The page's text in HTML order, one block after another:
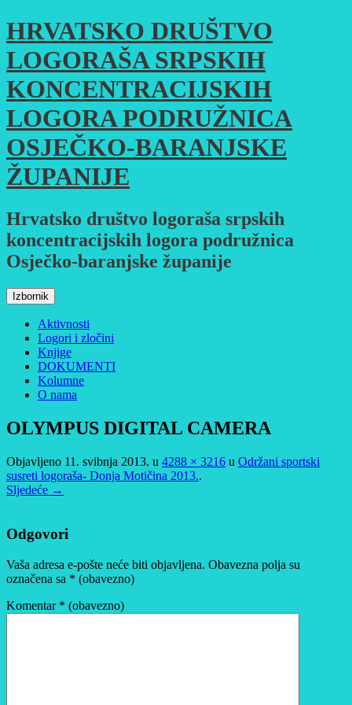
Skoči
do
sadržaja
HRVATSKO DRUŠTVO
LOGORAŠA SRPSKIH
KONCENTRACIJSKIH
LOGORA PODRUŽNICA
OSJEČKO-BARANJSKE
ŽUPANIJE
Hrvatsko društvo logoraša srpskih
koncentracijskih logora podružnica
Osječko-baranjske županije
Izbornik
Aktivnosti
Logori i zločini
Knjige
DOKUMENTI
Kolumne
O nama
OLYMPUS DIGITAL CAMERA
Objavljeno 11. svibnja 2013. u 4288 × 3216 u Održani sportski
susreti logoraša- Donja Motičina 2013..
Sljedeće →
Odgovori
Vaša adresa e-pošte neće biti objavljena. Obavezna polja su
označena sa * (obavezno)
Komentar * (obavezno)